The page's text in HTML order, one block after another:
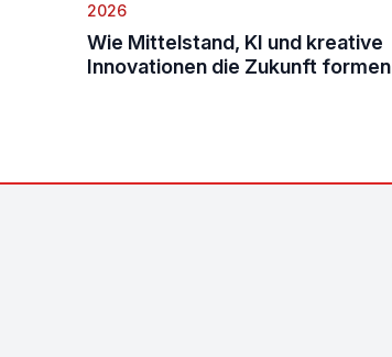
2026
Wie Mittelstand, KI und kreative
Innovationen die Zukunft formen